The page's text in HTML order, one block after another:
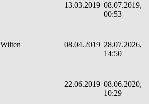
13.03.2019 08.07.2019,
00:53
Wilten 08.04.2019 28.07.2026,
14:50
22.06.2019 08.06.2020,
10:29